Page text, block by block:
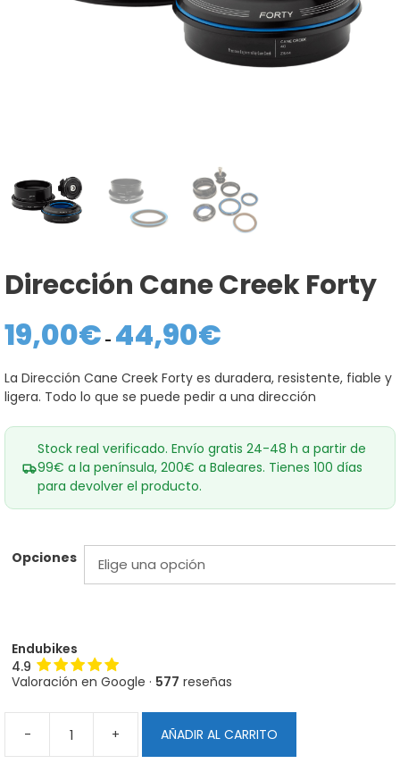
Dirección Cane Creek Forty
19,00€ - 44,90€
desde
19,00€
hasta
La Dirección Cane Creek Forty es duradera, resistente, fiable y
ligera. Todo lo que se puede pedir a una dirección
Stock real verificado. Envío gratis 24-48 h a partir de
99€ a la península, 200€ a Baleares. Tienes 100 días
para devolver el producto.
Opciones
Endubikes
4.9
Valoración en Google · 577 reseñas
-
Dirección
Cane
+ AÑADIR AL CARRITO